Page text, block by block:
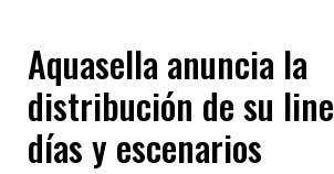
Aquasella anuncia la
distribución de su
días y escenarios